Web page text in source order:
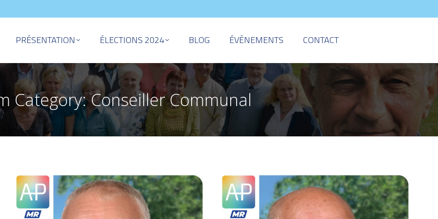
PRÉSENTATION ÉLECTIONS 2024 BLOG ÉVÈNEMENTS CONTACT
Category:Conseiller Communal